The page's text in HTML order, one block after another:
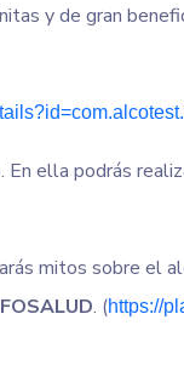
y de gran
ella podrás
mitos sobre el
FOSALUD. (https://